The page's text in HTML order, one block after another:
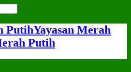
Yayasan Merah
Putih